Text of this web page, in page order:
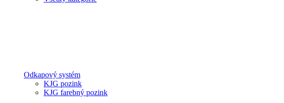
Odkapový systém
KJG pozink
KJG farebný pozink